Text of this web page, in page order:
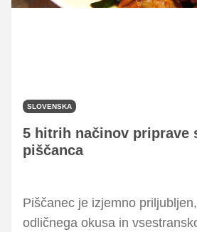
SLOVENSKA
5 hitrih načinov priprave
piščanca
Piščanec je izjemno
odličnega okusa in